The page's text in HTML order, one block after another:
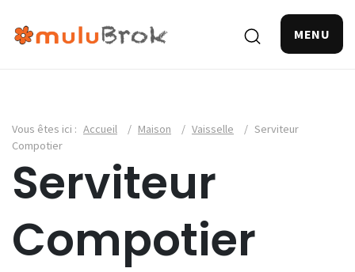
MENU
Vous êtes ici : Accueil / Maison / Vaisselle / Serviteur
Compotier
Serviteur
Compotier